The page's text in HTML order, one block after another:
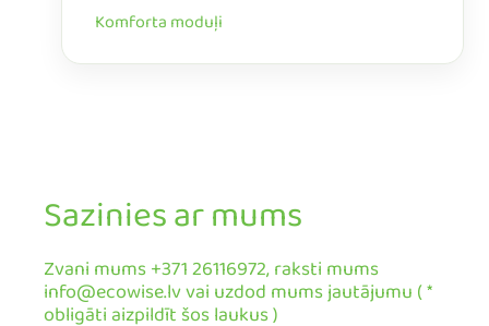
Komforta moduļi
Sazinies ar mums
Zvani mums +371 26116972, raksti mums
info@ecowise.lv vai uzdod mums jautājumu ( *